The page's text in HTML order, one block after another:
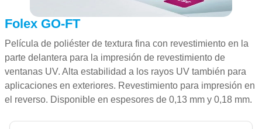
Folex GO-FT
Película de poliéster de textura fina con revestimiento en la
parte delantera para la impresión de revestimiento de
ventanas UV. Alta estabilidad a los rayos UV también para
aplicaciones en exteriores. Revestimiento para impresión en
el reverso. Disponible en espesores de 0,13 mm y 0,18 mm.